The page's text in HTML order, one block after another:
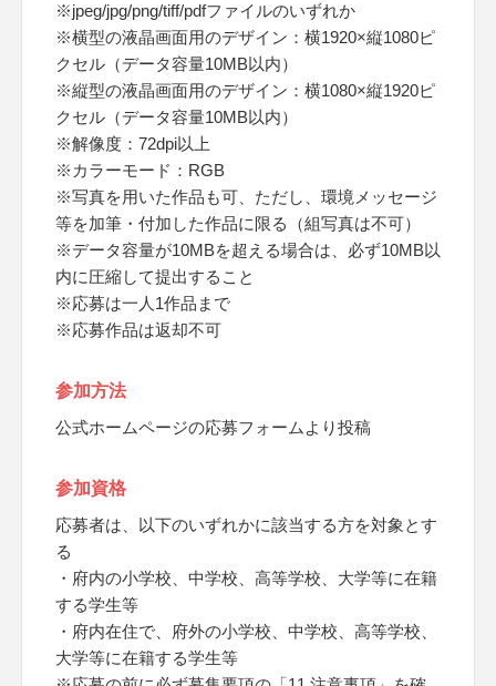
※jpeg/jpg/png/tiff/pdfファイルのいずれか
※横型の液晶画面用のデザイン：横1920×縦1080ピ
クセル（データ容量10MB以内）
※縦型の液晶画面用のデザイン：横1080×縦1920ピ
クセル（データ容量10MB以内）
※解像度：72dpi以上
※カラーモード：RGB
※写真を用いた作品も可、ただし、環境メッセージ
等を加筆・付加した作品に限る（組写真は不可）
※データ容量が10MBを超える場合は、必ず10MB以
内に圧縮して提出すること
※応募は一人1作品まで
※応募作品は返却不可
参加方法
公式ホームページの応募フォームより投稿
参加資格
応募者は、以下のいずれかに該当する方を対象とす
る
・府内の小学校、中学校、高等学校、大学等に在籍
する学生等
・府内在住で、府外の小学校、中学校、高等学校、
大学等に在籍する学生等